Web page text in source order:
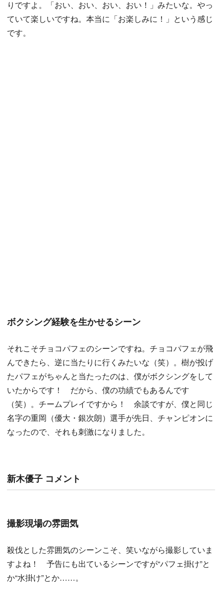
りですよ。「おい、おい、おい、おい！」みたいな。やっ
ていて楽しいですね。本当に「お楽しみに！」という感じ
です。
ボクシング経験を生かせるシーン
それこそチョコパフェのシーンですね。チョコパフェが飛
んできたら、逆に当たりに行くみたいな（笑）。樹が投げ
たパフェがちゃんと当たったのは、僕がボクシングをして
いたからです！ だから、僕の功績でもあるんです
（笑）。チームプレイですから！ 余談ですが、僕と同じ
名字の重岡（優大・銀次朗）選手が先日、チャンピオンに
なったので、それも刺激になりました。
新木優子 コメント
撮影現場の雰囲気
殺伐とした雰囲気のシーンこそ、笑いながら撮影していま
すよね！ 予告にも出ているシーンですが“パフェ掛け”と
か“水掛け”とか……。